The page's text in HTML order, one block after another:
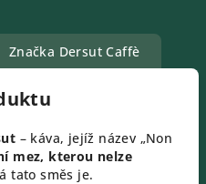
Značka Dersut Caffè
– káva, jejíž název „Non
mez, kterou nelze
tato směs je.